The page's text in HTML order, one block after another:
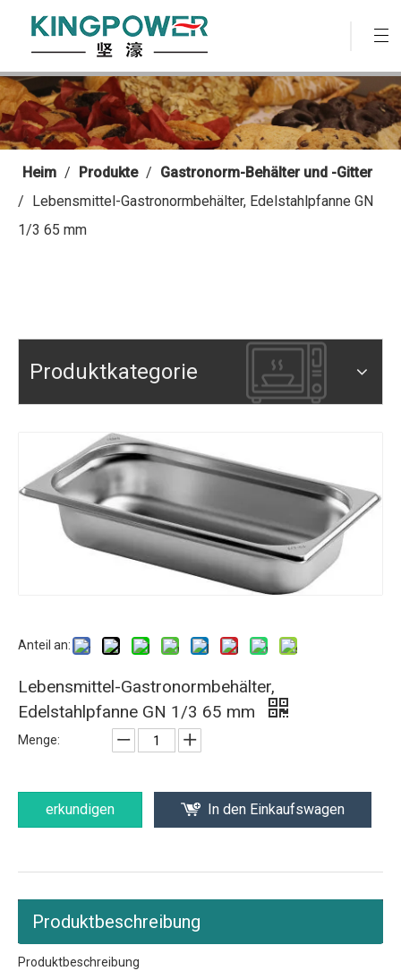
Heim / Produkte / Gastronorm-Behälter und -Gitter
/ Lebensmittel-Gastronormbehälter, Edelstahlpfanne GN
1/3 65 mm
Produktkategorie
Anteil an:
Lebensmittel-Gastronormbehälter,
Edelstahlpfanne GN 1/3 65 mm
Menge:
erkundigen In den Einkaufswagen
Produktbeschreibung
Produktbeschreibung